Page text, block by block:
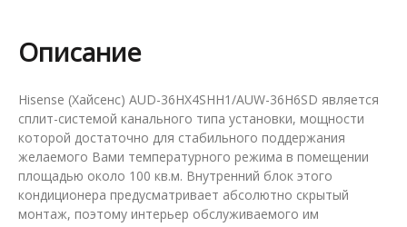
Описание
Hisense (Хайсенс) AUD-36HX4SHH1/AUW-36H6SD является
сплит-системой канального типа установки, мощности
которой достаточно для стабильного поддержания
желаемого Вами температурного режима в помещении
площадью около 100 кв.м. Внутренний блок этого
кондиционера предусматривает абсолютно скрытый
монтаж, поэтому интерьер обслуживаемого им